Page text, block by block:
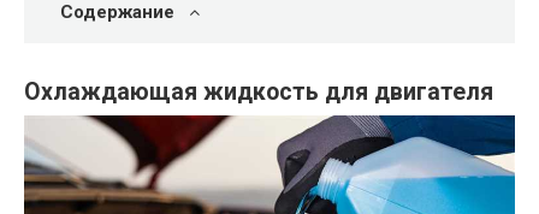
Содержание
Охлаждающая жидкость для двигателя